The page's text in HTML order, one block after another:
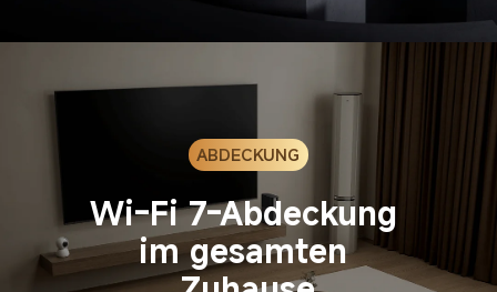
ABDECKUNG
Wi-Fi 7-Abdeckung
im gesamten